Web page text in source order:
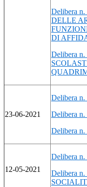
Delibera
DELLE
DI
Delibera
23-06-2021
Delibera n.
Delibera
Delibera
12-05-2021
Delibera n.
Delibera